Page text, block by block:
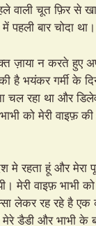
वाली चूत फ़िर से
पहली बार चोदा था।
ज़ाया न करते हुए
है भयंकर गर्मी के
चल रहा था और
को मेरी वाइफ़
मे रहता हूं और मेरा
मेरी वाइफ़ भाभी
लेकर रह रहे है एक
डैडी और भाभी के